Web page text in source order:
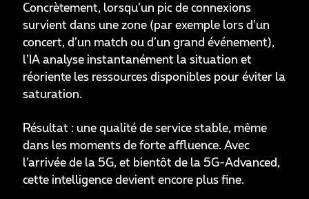
Concrètement, lorsqu’un pic de connexions
survient dans une zone (par exemple lors d’un
concert, d’un match ou d’un grand événement),
l’IA analyse instantanément la situation et
réoriente les ressources disponibles pour éviter la
saturation.
Résultat : une qualité de service stable, même
dans les moments de forte affluence. Avec
l’arrivée de la 5G, et bientôt de la 5G-Advanced,
cette intelligence devient encore plus fine.